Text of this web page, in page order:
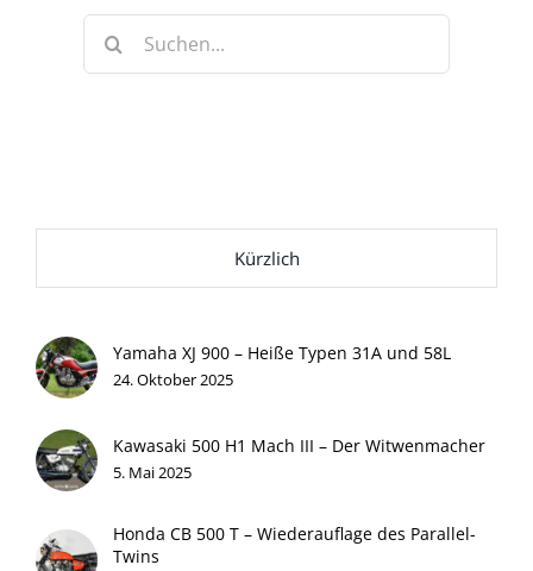
nach:
Kürzlich
Yamaha XJ 900 – Heiße Typen 31A und 58L
24. Oktober 2025
Kawasaki 500 H1 Mach III – Der Witwenmacher
5. Mai 2025
Honda CB 500 T – Wiederauflage des Parallel-
Twins